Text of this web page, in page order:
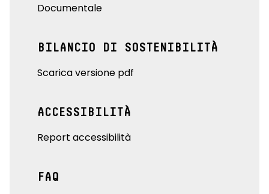
Documentale
BILANCIO DI SOSTENIBILITÀ
Scarica versione pdf
ACCESSIBILITÀ
Report accessibilità
FAQ